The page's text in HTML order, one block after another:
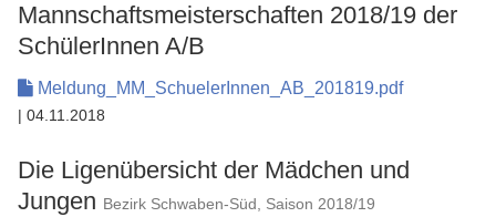
Mannschaftsmeisterschaften 2018/19 der
SchülerInnen A/B
Meldung_MM_SchuelerInnen_AB_201819.pdf
| 04.11.2018
Die Ligenübersicht der Mädchen und
Jungen Bezirk Schwaben-Süd, Saison 2018/19